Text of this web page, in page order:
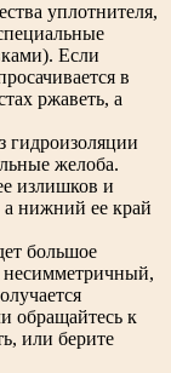
уплотнителя,
Если
в
ржаветь, а
гидроизоляции
желоба.
излишков и
а нижний ее край
большое
несимметричный,
обращайтесь к
или берите